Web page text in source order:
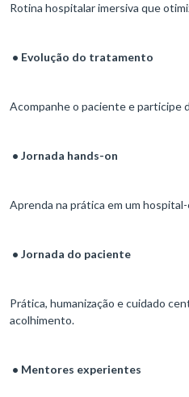
Rotina hospitalar imersiva que
• Evolução do tratamento
Acompanhe o paciente e participe
• Jornada hands-on
Aprenda na prática em um
• Jornada do paciente
Prática, humanização e cuidado
acolhimento.
• Mentores experientes